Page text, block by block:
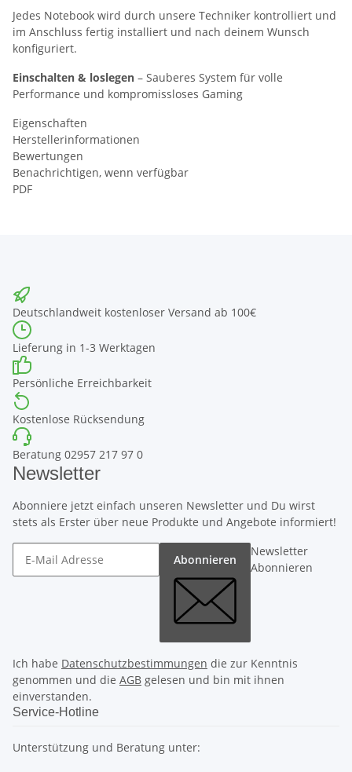
Jedes Notebook wird durch unsere Techniker kontrolliert und
im Anschluss fertig installiert und nach deinem Wunsch
konfiguriert.
Einschalten & loslegen – Sauberes System für volle
Performance und kompromissloses Gaming
Eigenschaften
Herstellerinformationen
Bewertungen
Benachrichtigen, wenn verfügbar
PDF
Deutschlandweit kostenloser Versand ab 100€
Lieferung in 1-3 Werktagen
Persönliche Erreichbarkeit
Kostenlose Rücksendung
Beratung 02957 217 97 0
Newsletter
Abonniere jetzt einfach unseren Newsletter und Du wirst
stets als Erster über neue Produkte und Angebote informiert!
Abonnieren
Newsletter
Abonnieren
Ich habe Datenschutzbestimmungen die zur Kenntnis
genommen und die AGB gelesen und bin mit ihnen
einverstanden.
Service-Hotline
Unterstützung und Beratung unter: